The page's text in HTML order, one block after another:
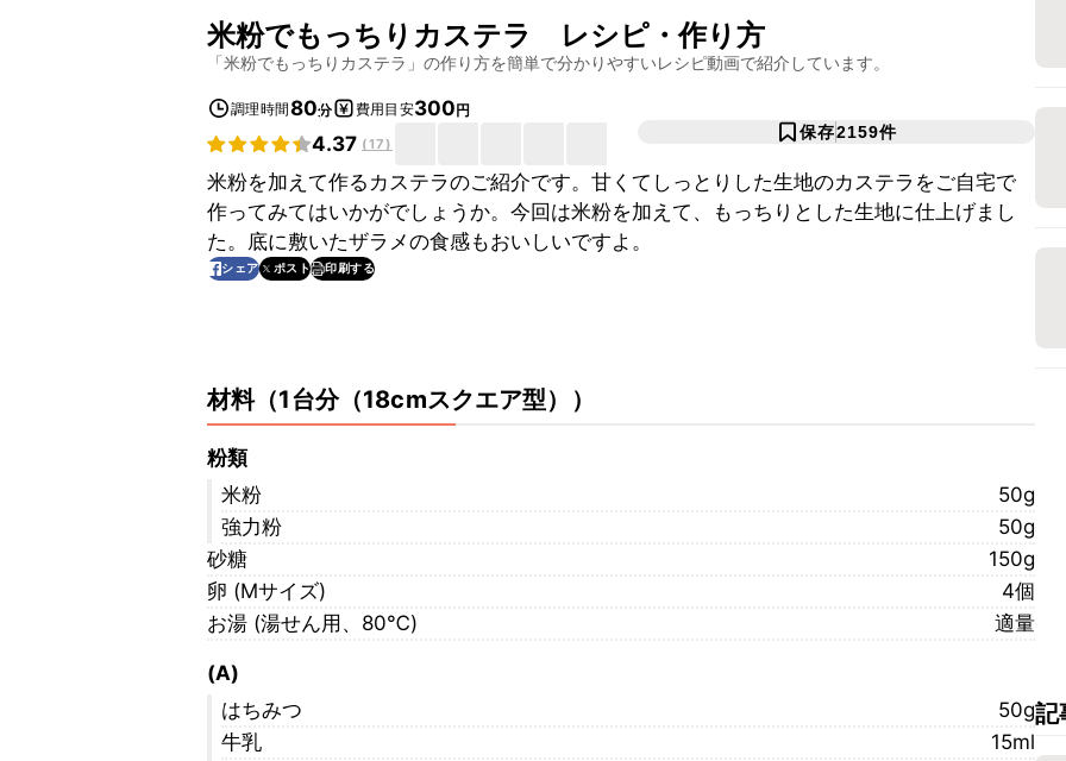
米粉でもっちりカステラ レシピ・作り方
「米粉でもっちりカステラ 」の作り方を簡単で分かりやすいレシピ動画で紹介しています。
調理時間80分 費用目安300円
4.37 (17)
保存2159件
米粉を加えて作るカステラのご紹介です。甘くてしっとりした生地のカステラをご自宅で
作ってみてはいかがでしょうか。今回は米粉を加えて、もっちりとした生地に仕上げまし
た。底に敷いたザラメの食感もおいしいですよ。
シェア ポスト 印刷する
材料（1台分（18cmスクエア型） ）
粉類
米粉
50g
強力粉
50g
砂糖
150g
卵 (Mサイズ)
4個
お湯 (湯せん用、80℃)
適量
(A)
はちみつ
50g
牛乳
15ml
記